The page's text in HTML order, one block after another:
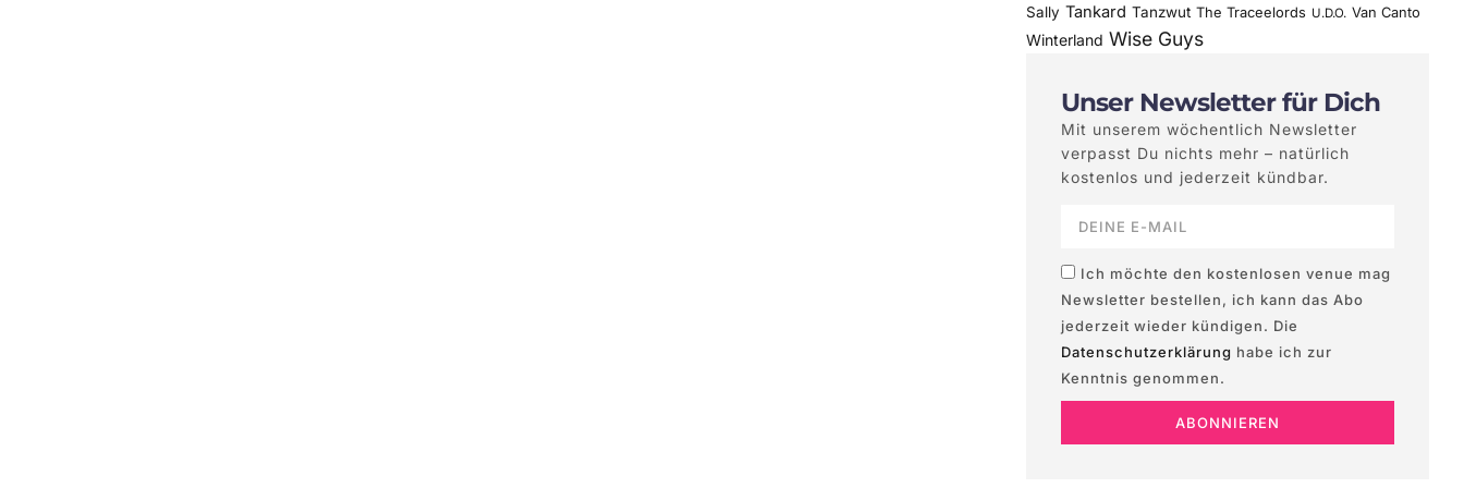
Sally Tankard Tanzwut The Traceelords U.D.O. Van Canto
Winterland Wise Guys
Unser Newsletter für Dich
Mit unserem wöchentlich Newsletter
verpasst Du nichts mehr – natürlich
kostenlos und jederzeit kündbar.
Ich möchte den kostenlosen venue mag
Newsletter bestellen, ich kann das Abo
jederzeit wieder kündigen. Die
Datenschutzerklärung habe ich zur
Kenntnis genommen.
ABONNIEREN